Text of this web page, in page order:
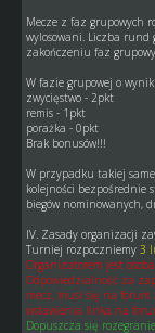
Mecze z faz grupowych
wylosowani. Liczba rund
zakończeniu faz
W fazie grupowej o
zwycięstwo - 2pkt
remis - 1pkt
porażka - 0pkt
Brak bonusów!!!
W przypadku takiej
kolejności bezpośrednie
biegów nominowanych,
IV. Zasady organizacji
Turniej rozpoczniemy 3
Organizatorem jest
Odpowiedzialność za
mecz, musi się na
wstawienia linka na
Dopuszcza się